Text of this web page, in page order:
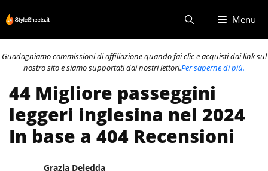
al
contenuto
Menu
Guadagniamo commissioni di affiliazione quando fai clic e acquisti dai link sul
nostro sito e siamo supportati dai nostri lettori.Per saperne di più.
44 Migliore passeggini
leggeri inglesina nel 2024
In base a 404 Recensioni
Grazia Deledda